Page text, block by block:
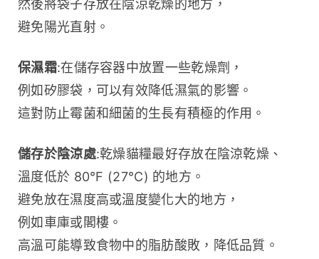
然後將袋子存放在陰涼乾燥的地方，
避免陽光直射。
保濕霜:在儲存容器中放置一些乾燥劑，
例如矽膠袋，可以有效降低濕氣的影響。
這對防止霉菌和細菌的生長有積極的作用。
儲存於陰涼處:乾燥貓糧最好存放在陰涼乾燥、
溫度低於 80°F (27°C) 的地方。
避免放在濕度高或溫度變化大的地方，
例如車庫或閣樓。
高溫可能導致食物中的脂肪酸敗，降低品質。